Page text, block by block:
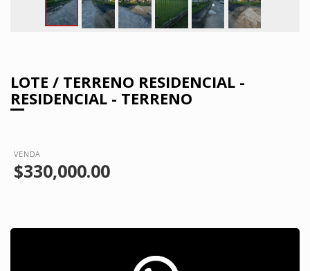
LOTE / TERRENO RESIDENCIAL -
RESIDENCIAL - TERRENO
VENDA
$330,000.00